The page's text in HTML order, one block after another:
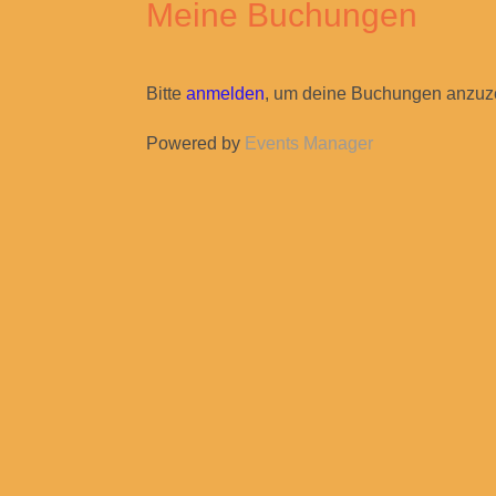
Meine Buchungen
Bitte anmelden, um deine Buchungen
Powered by Events Manager